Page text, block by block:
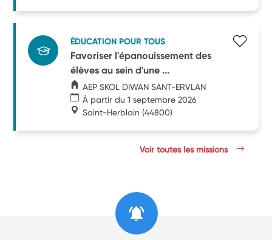
ÉDUCATION POUR TOUS
Favoriser l'épanouissement des
élèves au sein d'une ...
AEP SKOL DIWAN SANT-ERVLAN
À partir du 1 septembre 2026
Saint-Herblain (44800)
Voir toutes les missions